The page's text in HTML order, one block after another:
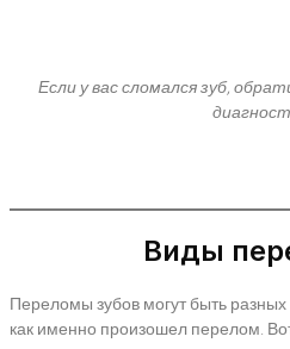
Если у вас сломался зуб,
Виды
Переломы зубов могут быть разных
как именно произошел перелом.